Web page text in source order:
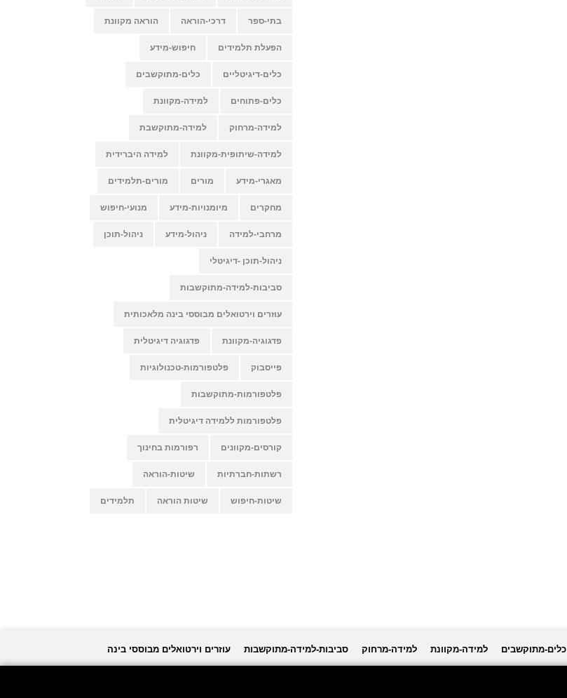
בתי-ספר דרכי-הוראה הוראה מקוונת
הפעלת תלמידים חיפוש-מידע
כלים-דיגיטליים כלים-מתוקשבים
כלים-פתוחים למידה-מקוונת
למידה-מרחוק למידה-מתוקשבת
למידה-שיתופית-מקוונת למידה היברידית
מאגרי-מידע מורים מורים-תלמידים
מחקרים מיומנויות-מידע מנועי-חיפוש
מרחבי-למידה ניהול-מידע ניהול-תוכן
ניהול-תוכן -דיגיטלי
סביבות-למידה-מתוקשבות
עוזרים וירטואלים מבוססי בינה מלאכותית
פדגוגיה-מקוונת פדגוגיה דיגיטלית
פייסבוק פלטפורמות-טכנולוגיות
פלטפורמות-מתוקשבות
פלטפורמות ללמידה דיגיטלית
קורסים-מקוונים רפורמות בחינוך
רשתות-חברתיות שיטות-הוראה
שיטות-חיפוש שיטות הוראה תלמידים
כלים-מתוקשבים למידה-מקוונת למידה-מרחוק סביבות-למידה-מתוקשבות
עוזרים וירטואלים מבוססי בינה